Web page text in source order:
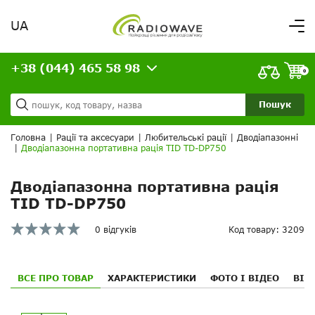
Вітаємо,
увійдіть в особистий кабінет
Доставка та оплата
Кредит
Статті
Контакти
ВАШЕ ЗАМОВЛЕННЯ
UA
Пошук
+38 (044) 465 58 98 0
Головна Рації та аксесуари Любительські рації
Дводіапазонні
Дводіапазонна портативна рація TID TD-DP750
Дводіапазонна портативна рація
TID TD-DP750
0 відгуків Код товару: 3209
ВСЕ ПРО ТОВАР ХАРАКТЕРИСТИКИ ФОТО І ВІДЕО